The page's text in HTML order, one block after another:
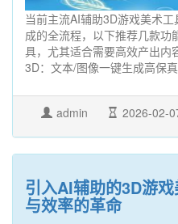
当前主流AI辅助3D游戏美术
成的全流程，以下推荐几款功
具，尤其适合需要高效产出内
3D‌：文本/图像一键生成高保
admin 2026-02-
引入AI辅助的3D游
与效率的革命